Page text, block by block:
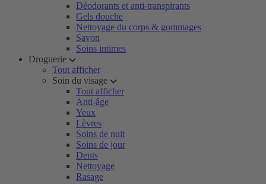
Déodorants et anti-transpirants
Gels douche
Nettoyage du corps & gommages
Savon
Soins intimes
Droguerie
Tout afficher
Soin du visage
Tout afficher
Anti-âge
Yeux
Lèvres
Soins de nuit
Soins de jour
Dents
Nettoyage
Rasage